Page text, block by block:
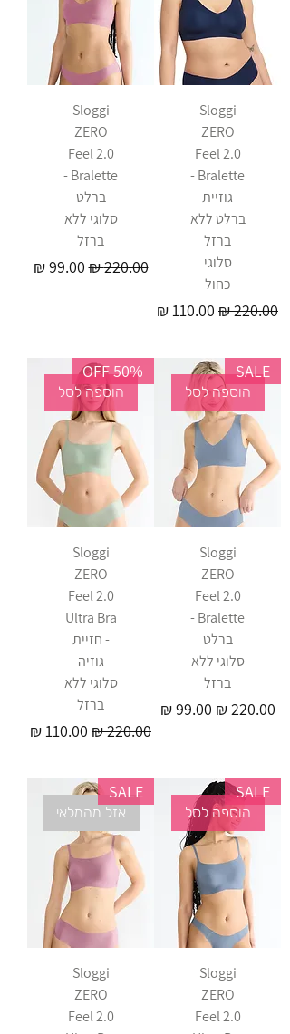
Sloggi
ZERO
Feel 2.0
Bralette -
גוזיית
ברלט ללא
ברזל
סלוגי
כחול
מחיר רגיל מחיר מבצע
Sloggi
ZERO
Feel 2.0
Bralette -
ברלט
סלוגי ללא
ברזל
מחיר רגיל‏220.00 ‏₪ מחיר מבצע
הוספה לסל
SALE
Sloggi
ZERO
Feel 2.0
Bralette -
ברלט
סלוגי ללא
ברזל
מחיר רגיל‏220.00 ‏₪ מחיר מבצע
הוספה לסל
50% OFF
Sloggi
ZERO
Feel 2.0
Ultra Bra
- חזיית
גוזיה
סלוגי ללא
ברזל
מחיר רגיל מחיר מבצע
הוספה לסל
SALE
Sloggi
ZERO
Feel 2.0
אזל מהמלאי
SALE
Sloggi
ZERO
Feel 2.0